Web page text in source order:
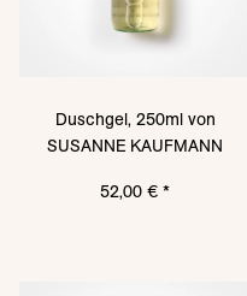
Duschgel, 250ml von
SUSANNE KAUFMANN
52,00 € *